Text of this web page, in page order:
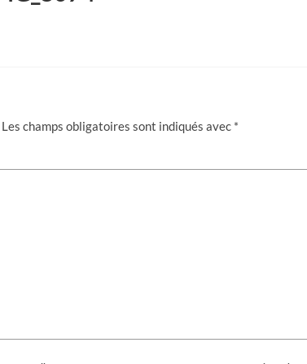
Les champs obligatoires sont indiqués avec *